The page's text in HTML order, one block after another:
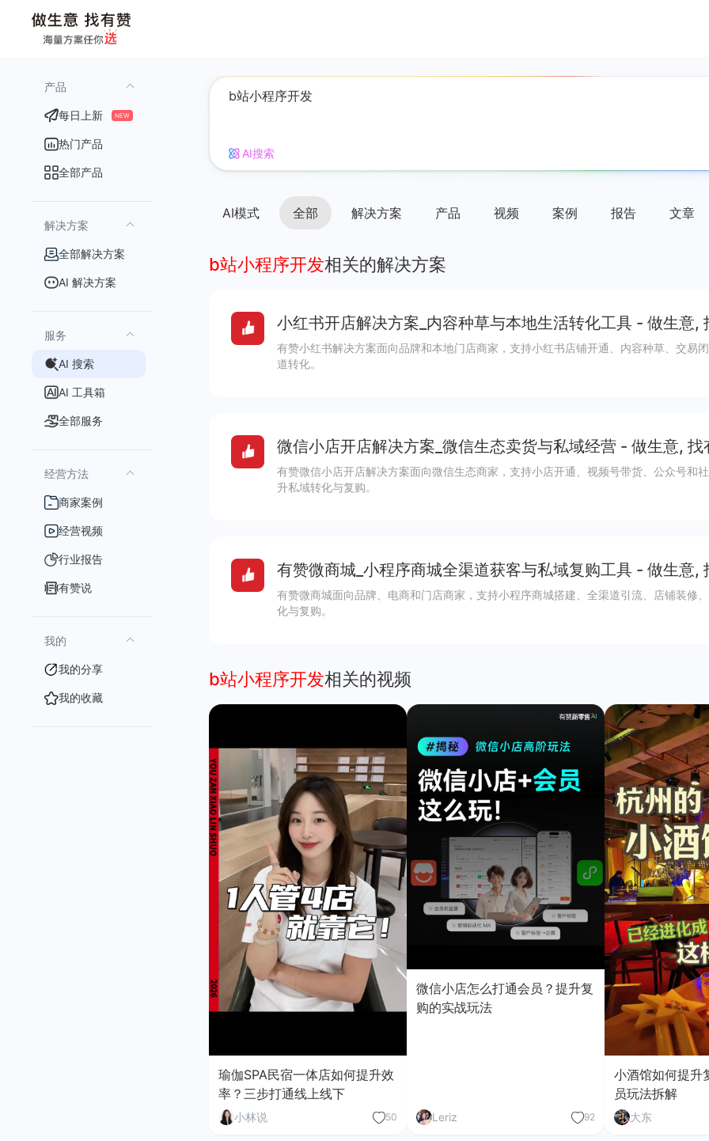
产品
每日上新 NEW
热门产品
全部产品
解决方案
全部解决方案
AI 解决方案
服务
AI 搜索
AI 工具箱
全部服务
经营方法
商家案例
经营视频
行业报告
有赞说
我的
我的分享
我的收藏
AI搜索
AI模式 全部 解决方案 产品 视频 案例 报告 文章
b站小程序开发相关的解决方案
小红书开店解决方案_内容种草与本地生活转化工具 - 做生意,
有赞小红书解决方案面向品牌和本地门店商家，支持小红书店铺开通、内容种草、交易
道转化。
微信小店开店解决方案_微信生态卖货与私域经营 - 做生意, 找
有赞微信小店开店解决方案面向微信生态商家，支持小店开通、视频号带货、公众号和
升私域转化与复购。
有赞微商城_小程序商城全渠道获客与私域复购工具 - 做生意,
有赞微商城面向品牌、电商和门店商家，支持小程序商城搭建、全渠道引流、店铺装修
化与复购。
b站小程序开发相关的视频
瑜伽SPA民宿一体店如何提升效
率？三步打通线上线下
小林说 50
微信小店怎么打通会员？提升复
购的实战玩法
Leriz 92
小酒馆如何提升
员玩法拆解
大东